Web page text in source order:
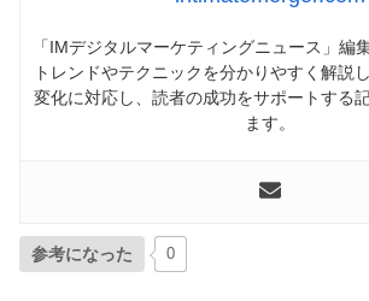
「IMデジタルマーケティングニュース」編
トレンドやテクニックを分かりやすく解説
変化に対応し、読者の成功をサポートする
ます。
参考になった 0